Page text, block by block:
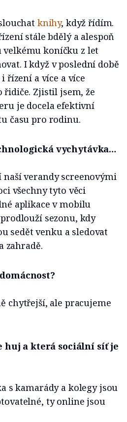
knihy, když řídím.
stále bdělý a alespoň
koníčku z let
I když v poslední době
řízení a více a více
řidiče. Zjistil jsem, že
je docela efektivní
času pro rodinu.
vychytávka…
verandy screenovými
všechny tyto věci
aplikace v mobilu
sezonu, kdy
sedět venku a sledovat
zahradě.
chytřejší, ale pracujeme
huj a která sociální síť je
s kamarády a kolegy jsou
ty online jsou